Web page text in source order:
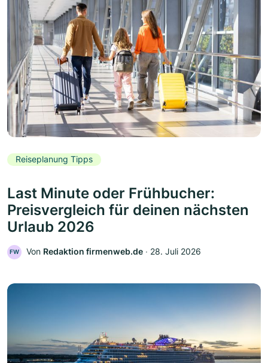
Reiseplanung Tipps
Last Minute oder Frühbucher:
Preisvergleich für deinen nächsten
Urlaub 2026
FW Von Redaktion firmenweb.de ‧ 28. Juli 2026